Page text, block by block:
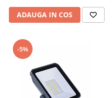
ADAUGA IN COS
-5%